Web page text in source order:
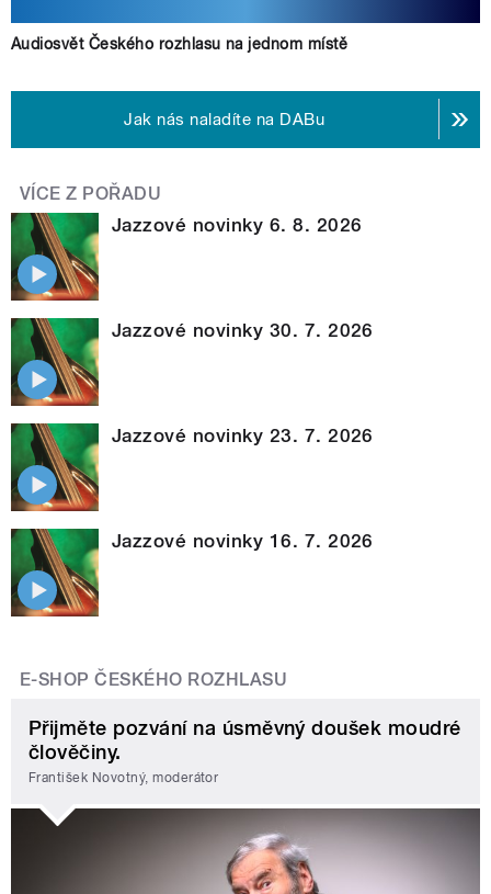
Audiosvět Českého rozhlasu na jednom místě
Jak nás naladíte na DABu
VÍCE Z POŘADU
Jazzové novinky 6. 8. 2026
Jazzové novinky 30. 7. 2026
Jazzové novinky 23. 7. 2026
Jazzové novinky 16. 7. 2026
E-SHOP ČESKÉHO ROZHLASU
Přijměte pozvání na úsměvný doušek moudré
člověčiny.
František Novotný, moderátor